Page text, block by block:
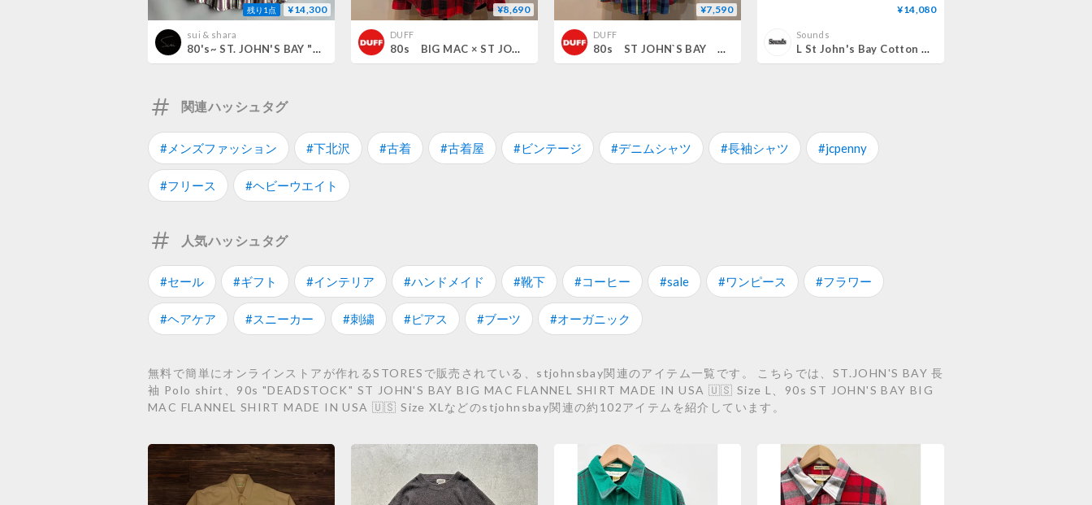
残り1点 ¥14,300
sui & shara
80's~ ST. JOHN'S BAY "BIGMAC FLANNEL" striped flannel shirt
¥8,690
DUFF
80s BIG MAC × ST JOHN’S BAY L/S ネルシャツ USA製 Size L コットンシャツ ダブルネーム (S5101)
¥7,590
DUFF
80s ST JOHN`S BAY L/S ネルシャツ USA製 Size L コットンシャツ セントジョンズベイ (S4993)
¥14,080
Sounds
L St John's Bay Cotton Down Vest Black
関連ハッシュタグ
#メンズファッション #下北沢 #古着 #古着屋 #ビンテージ #デニムシャツ #長袖シャツ #jcpenny
#フリース #ヘビーウエイト
人気ハッシュタグ
#セール #ギフト #インテリア #ハンドメイド #靴下 #コーヒー #sale #ワンピース #フラワー
#ヘアケア #スニーカー #刺繍 #ピアス #ブーツ #オーガニック
無料で簡単にオンラインストアが作れるSTORESで販売されている、stjohnsbay関連のアイテム一覧です。 こちらでは、ST.JOHN'S BAY 長
袖 Polo shirt、90s "DEADSTOCK" ST JOHN'S BAY BIG MAC FLANNEL SHIRT MADE IN USA 🇺🇸 Size L、90s ST JOHN'S BAY BIG
MAC FLANNEL SHIRT MADE IN USA 🇺🇸 Size XLなどのstjohnsbay関連の約102アイテムを紹介しています。